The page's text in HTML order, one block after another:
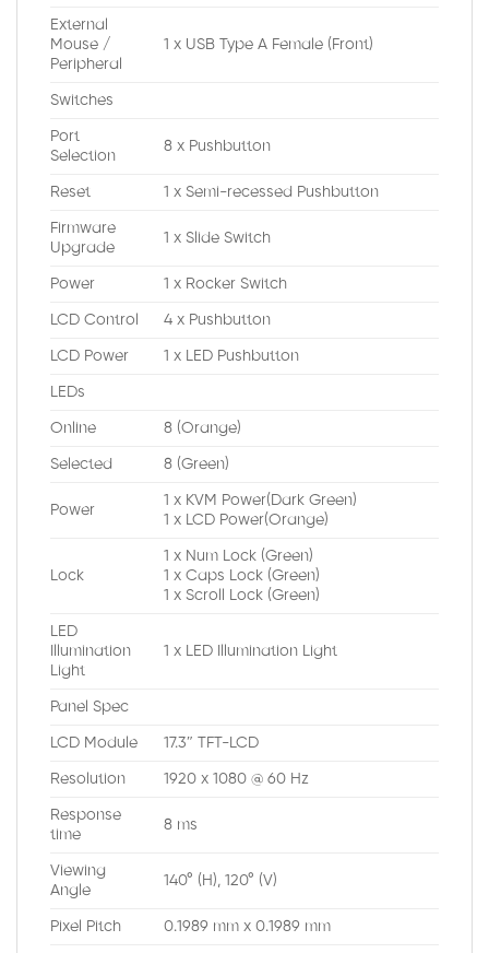
External
Mouse /
Peripheral
1 x USB Type A Female (Front)
Switches
Port
Selection
8 x Pushbutton
Reset 1 x Semi-recessed Pushbutton
Firmware
Upgrade
1 x Slide Switch
Power 1 x Rocker Switch
LCD Control 4 x Pushbutton
LCD Power 1 x LED Pushbutton
LEDs
Online 8 (Orange)
Selected 8 (Green)
Power
1 x KVM Power(Dark Green)
1 x LCD Power(Orange)
Lock
1 x Num Lock (Green)
1 x Caps Lock (Green)
1 x Scroll Lock (Green)
LED
Illumination
Light
1 x LED Illumination Light
Panel Spec
LCD Module 17.3″ TFT-LCD
Resolution 1920 x 1080 @ 60 Hz
Response
time
8 ms
Viewing
Angle
140° (H), 120° (V)
Pixel Pitch 0.1989 mm x 0.1989 mm